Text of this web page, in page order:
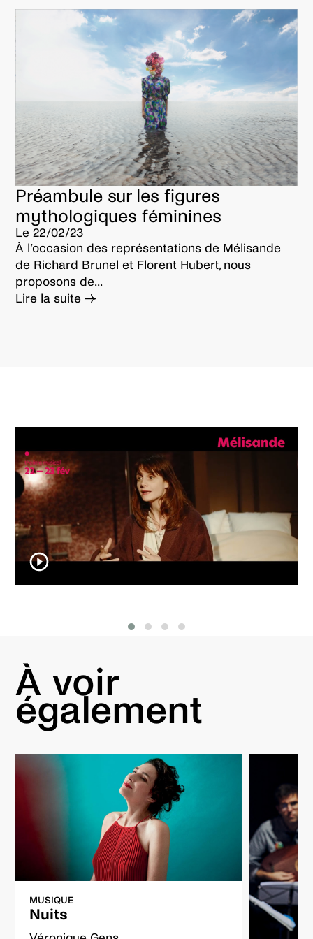
Marion Sicouly
accordéon
Nicolas Seigle
décors et costumes
Anouk Dell’Aiera
lumières
Victor Egéa
dramaturgie
Catherine Ailloud-Nicolas
Préambule sur les figures
mythologiques féminines
Le 22/02/23
À l’occasion des représentations de Mélisande
de Richard Brunel et Florent Hubert, nous
proposons de...
Lire la suite →
À voir
également
MUSIQUE
Nuits